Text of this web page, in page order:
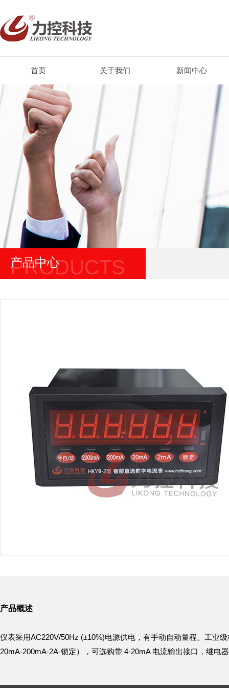
首页 关于我们 新闻中心
产品中心
PRODUCTS
产品概述
仪表采用AC220V/50Hz (±10%)电源供电，有手动自动量程、工业
20mA-200mA-2A-锁定），可选购带 4-20mA 电流输出接口，继电